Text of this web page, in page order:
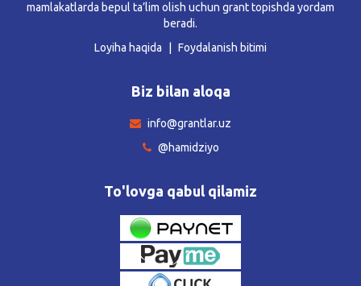
mamlakatlarda bepul ta’lim olish uchun grant topishda yordam
beradi.
Loyiha haqida
Foydalanish bitimi
Biz bilan aloqa
info@grantlar.uz
@hamidziyo
To'lovga qabul qilamiz